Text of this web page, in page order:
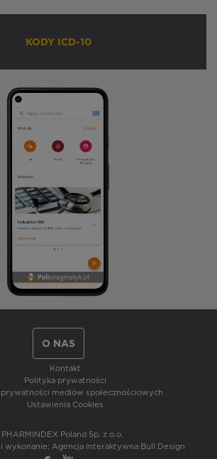
KODY ICD-10
O NAS
Kontakt
Polityka prywatności
prywatności mediów społecznościowych
Ustawienia Cookies
Poland Sp. z o.o.
wykonanie: Agencja Interaktywna Bull Design